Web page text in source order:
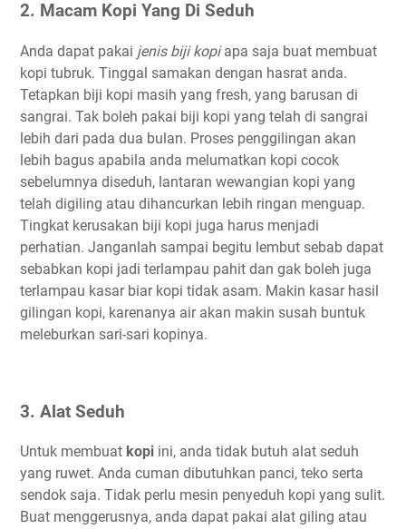
2. Macam Kopi Yang Di Seduh
Anda dapat pakai jenis biji kopiapa saja buat membuat
kopi tubruk. Tinggal samakan dengan hasrat anda.
Tetapkan biji kopi masih yang fresh, yang barusan di
sangrai. Tak boleh pakai biji kopi yang telah di sangrai
lebih dari pada dua bulan. Proses penggilingan akan
lebih bagus apabila anda melumatkan kopi cocok
sebelumnya diseduh, lantaran wewangian kopi yang
telah digiling atau dihancurkan lebih ringan menguap.
Tingkat kerusakan biji kopi juga harus menjadi
perhatian. Janganlah sampai begitu lembut sebab dapat
sebabkan kopi jadi terlampau pahit dan gak boleh juga
terlampau kasar biar kopi tidak asam. Makin kasar hasil
gilingan kopi, karenanya air akan makin susah buntuk
meleburkan sari-sari kopinya.
3. Alat Seduh
Untuk membuat kopi ini, anda tidak butuh alat seduh
yang ruwet. Anda cuman dibutuhkan panci, teko serta
sendok saja. Tidak perlu mesin penyeduh kopi yang sulit.
Buat menggerusnya, anda dapat pakai alat giling atau